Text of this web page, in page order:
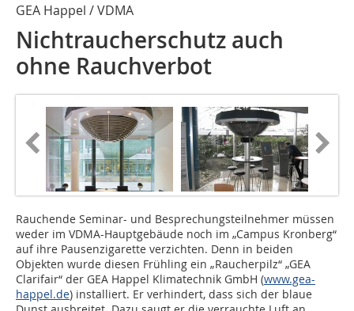
GEA Happel / VDMA
Nichtraucherschutz auch
ohne Rauchverbot
Rauchende Seminar- und Besprechungsteilnehmer müssen
weder im VDMA-Hauptgebäude noch im „Campus Kronberg“
auf ihre Pausenzigarette verzichten. Denn in beiden
Objekten wurde diesen Frühling ein „Raucherpilz“ „GEA
Clarifair“ der GEA Happel Klima­technik GmbH (www.gea-
happel.de) installiert. Er ver­­hin­dert, dass sich der blaue